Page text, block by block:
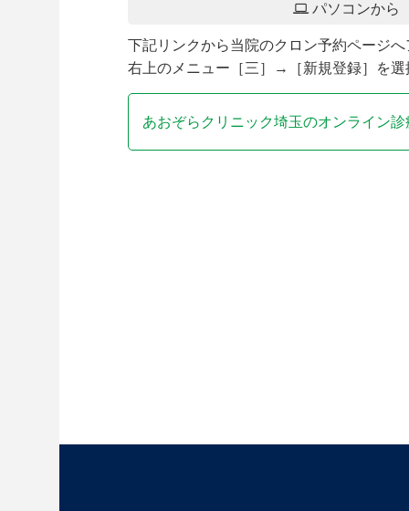
パソコンから
下記リンクから当院のクロン予約ページ
右上のメニュー［三］→［新規登録］を選
あおぞらクリニック埼玉のオンライン